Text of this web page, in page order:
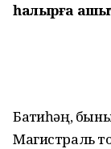
һалырға
Баҡтиһәң,
Магистраль